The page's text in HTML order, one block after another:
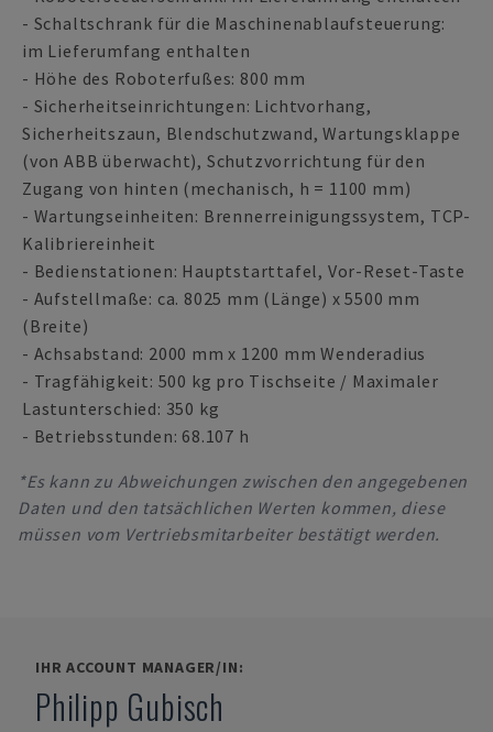
- Schaltschrank für die Maschinenablaufsteuerung:
im Lieferumfang enthalten
- Höhe des Roboterfußes: 800 mm
- Sicherheitseinrichtungen: Lichtvorhang,
Sicherheitszaun, Blendschutzwand, Wartungsklappe
(von ABB überwacht), Schutzvorrichtung für den
Zugang von hinten (mechanisch, h = 1100 mm)
- Wartungseinheiten: Brennerreinigungssystem, TCP-
Kalibriereinheit
- Bedienstationen: Hauptstarttafel, Vor-Reset-Taste
- Aufstellmaße: ca. 8025 mm (Länge) x 5500 mm
(Breite)
- Achsabstand: 2000 mm x 1200 mm Wenderadius
- Tragfähigkeit: 500 kg pro Tischseite / Maximaler
Lastunterschied: 350 kg
- Betriebsstunden: 68.107 h
*Es kann zu Abweichungen zwischen den angegebenen
Daten und den tatsächlichen Werten kommen, diese
müssen vom Vertriebsmitarbeiter bestätigt werden.
IHR ACCOUNT MANAGER/IN:
Philipp Gubisch